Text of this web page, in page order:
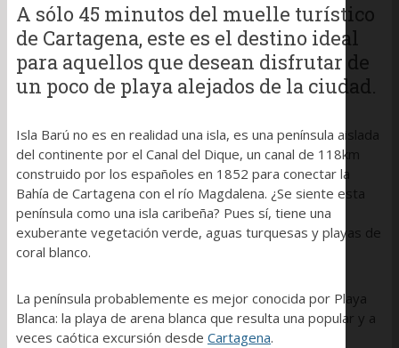
A sólo 45 minutos del muelle turístico
de Cartagena, este es el destino ideal
para aquellos que desean disfrutar de
un poco de playa alejados de la ciudad.
Isla Barú no es en realidad una isla, es una península aislada
del continente por el Canal del Dique, un canal de 118km
construido por los españoles en 1852 para conectar la
Bahía de Cartagena con el río Magdalena. ¿Se siente esta
península como una isla caribeña? Pues sí, tiene una
exuberante vegetación verde, aguas turquesas y playas de
coral blanco.
La península probablemente es mejor conocida por Playa
Blanca: la playa de arena blanca que resulta una popular y a
veces caótica excursión desde Cartagena.